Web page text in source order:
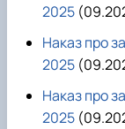
2025
Наказ про
2025
Наказ про
2025